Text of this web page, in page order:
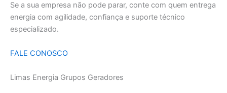
Se a sua empresa não pode parar, conte com quem entrega
energia com agilidade, confiança e suporte técnico
especializado.
FALE CONOSCO
Limas Energia Grupos Geradores